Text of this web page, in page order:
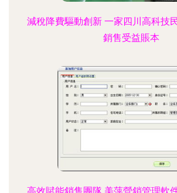
減稅降費驅動創新 一家四川高科技
銷售受益賬本